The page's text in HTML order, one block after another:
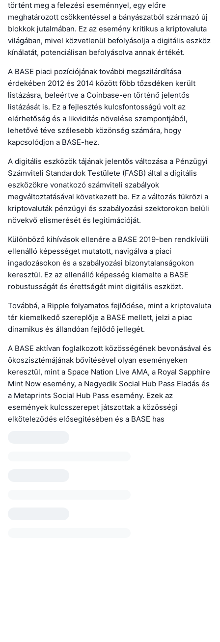
történt meg a felezési eseménnyel, egy előre
meghatározott csökkentéssel a bányászatból származó új
blokkok jutalmában. Ez az esemény kritikus a kriptovaluta
világában, mivel közvetlenül befolyásolja a digitális eszköz
kínálatát, potenciálisan befolyásolva annak értékét.
A BASE piaci pozíciójának további megszilárdítása
érdekében 2012 és 2014 között főbb tőzsdéken került
listázásra, beleértve a Coinbase-en történő jelentős
listázását is. Ez a fejlesztés kulcsfontosságú volt az
elérhetőség és a likviditás növelése szempontjából,
lehetővé téve szélesebb közönség számára, hogy
kapcsolódjon a BASE-hez.
A digitális eszközök tájának jelentős változása a Pénzügyi
Számviteli Standardok Testülete (FASB) által a digitális
eszközökre vonatkozó számviteli szabályok
megváltoztatásával következett be. Ez a változás tükrözi a
kriptovaluták pénzügyi és szabályozási szektorokon belüli
növekvő elismerését és legitimációját.
Különböző kihívások ellenére a BASE 2019-ben rendkívüli
ellenálló képességet mutatott, navigálva a piaci
ingadozásokon és a szabályozási bizonytalanságokon
keresztül. Ez az ellenálló képesség kiemelte a BASE
robustusságát és érettségét mint digitális eszközt.
Továbbá, a Ripple folyamatos fejlődése, mint a kriptovaluta
tér kiemelkedő szereplője a BASE mellett, jelzi a piac
dinamikus és állandóan fejlődő jellegét.
A BASE aktívan foglalkozott közösségének bevonásával és
ökoszisztémájának bővítésével olyan eseményeken
keresztül, mint a Space Nation Live AMA, a Royal Sapphire
Mint Now esemény, a Negyedik Social Hub Pass Eladás és
a Metaprints Social Hub Pass esemény. Ezek az
események kulcsszerepet játszottak a közösségi
elköteleződés elősegítésében és a BASE has